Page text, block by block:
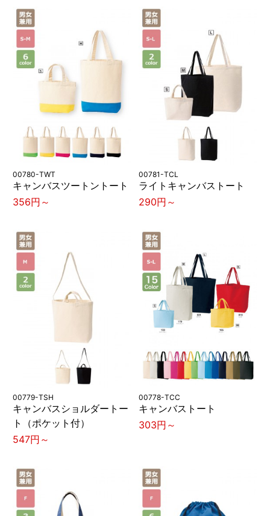
00780-TWT
キャンバスツートントート
356円～
00781-TCL
ライトキャンバストート
290円～
00779-TSH
キャンバスショルダートー
ト（ポケット付）
547円～
00778-TCC
キャンバストート
303円～